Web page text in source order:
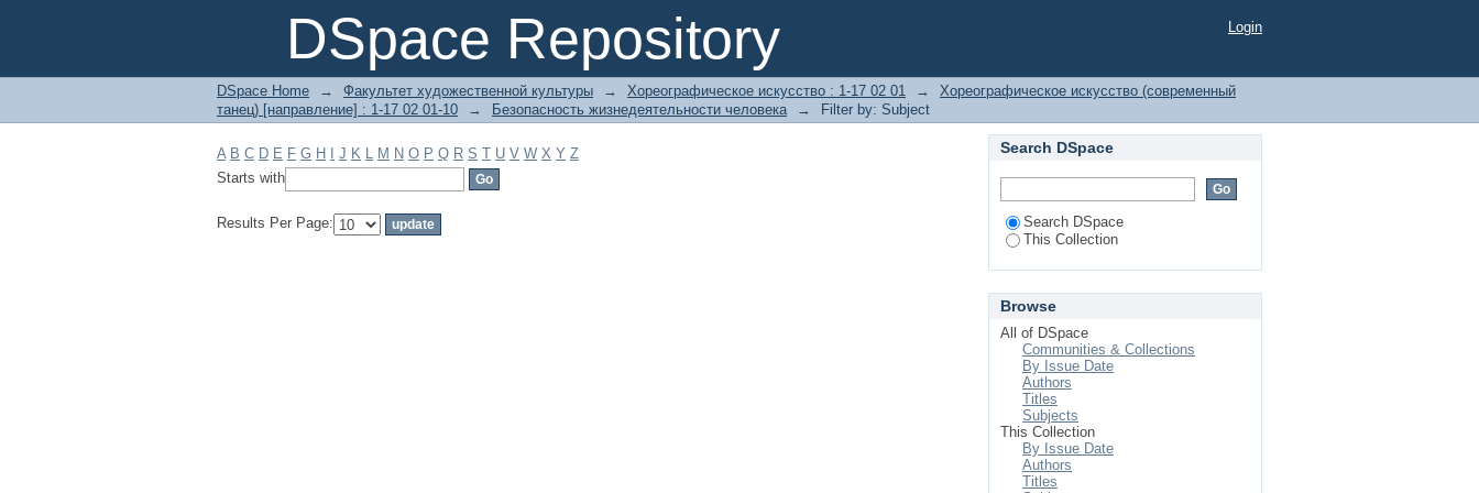
DSpace Repository
Filter by: Subject Login
DSpace Home → Факультет художественной культуры → Хореографическое искусство : 1-17 02 01 →
Хореографическое искусство (современный
танец) [направление] : 1-17 02 01-10
→ Безопасность жизнедеятельности человека → Filter by: Subject
A B C D E F G H J K L M N O P Q R S T U V W X Y Z
Starts with
Results Per Page:
Search DSpace
Search DSpace
This Collection
Browse
All of DSpace
Communities & Collections
By Issue Date
Authors
Titles
Subjects
This Collection
By Issue Date
Authors
Titles